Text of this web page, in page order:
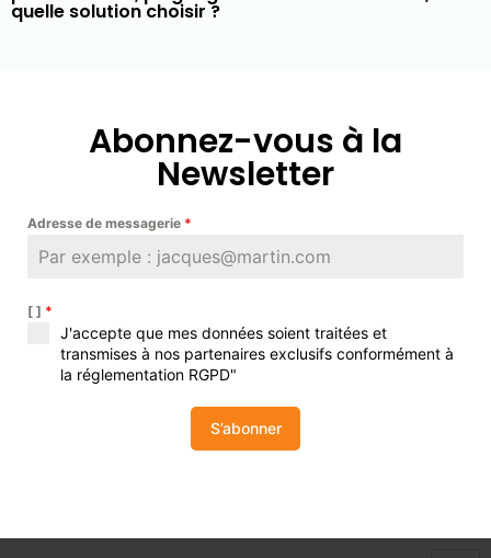
quelle solution choisir ?
Abonnez-vous à la
Newsletter
Adresse de messagerie *
[ ] *
J'accepte que mes données soient traitées et
transmises à nos partenaires exclusifs conformément à
la réglementation RGPD"
S’abonner